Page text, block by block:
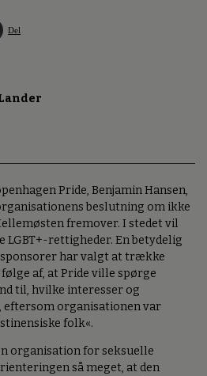
Del
Pride, Benjamin Hansen,
beslutning om ikke
fremover. I stedet vil
rettigheder. En betydelig
har valgt at trække
af, at Pride ville spørge
til, hvilke interesser og
eftersom organisationen var
folk«.
organisation for seksuelle
så meget, at den